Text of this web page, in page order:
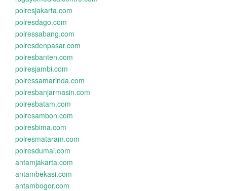
polresjakarta.com
polresdago.com
polressabang.com
polresdenpasar.com
polresbanten.com
polresjambi.com
polressamarinda.com
polresbanjarmasin.com
polresbatam.com
polresambon.com
polresbima.com
polresmataram.com
polresdumai.com
antamjakarta.com
antambekasi.com
antambogor.com